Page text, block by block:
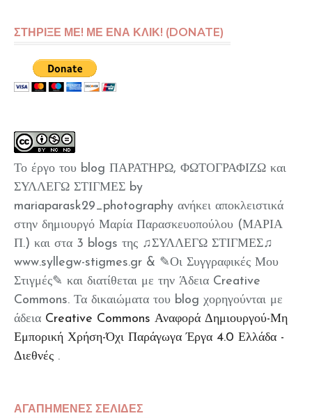
ΣΤΗΡΙΞΕ ΜΕ! ΜΕ ΕΝΑ ΚΛΙΚ! (DONATE)
Το έργο του blog ΠΑΡΑΤΗΡΩ, ΦΩΤΟΓΡΑΦΙΖΩ και
ΣΥΛΛΕΓΩ ΣΤΙΓΜΕΣ by
mariaparask29_photography ανήκει αποκλειστικά
στην δημιουργό Μαρία Παρασκευοπούλου (ΜΑΡΙΑ
Π.) και στα 3 blogs της ♫ΣΥΛΛΕΓΩ ΣΤΙΓΜΕΣ♫
www.syllegw-stigmes.gr & ✎Οι Συγγραφικές Μου
Στιγμές✎ και διατίθεται με την Άδεια Creative
Commons. Τα δικαιώματα του blog χορηγούνται με
άδεια Creative Commons Αναφορά Δημιουργού-Μη
Εμπορική Χρήση-Όχι Παράγωγα Έργα 4.0 Ελλάδα -
Διεθνές .
ΑΓΑΠΗΜΕΝΕΣ ΣΕΛΙΔΕΣ